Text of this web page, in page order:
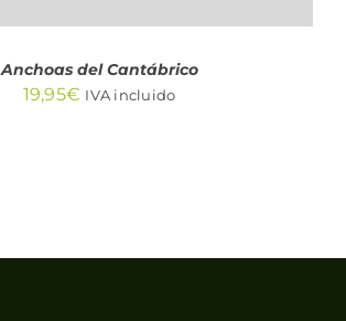
Anchoas del Cantábrico
19,95€ IVA incluido